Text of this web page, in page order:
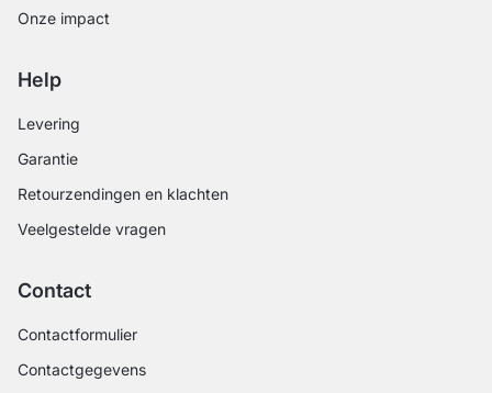
Onze impact
Help
Levering
Garantie
Retourzendingen en klachten
Veelgestelde vragen
Contact
Contactformulier
Contactgegevens